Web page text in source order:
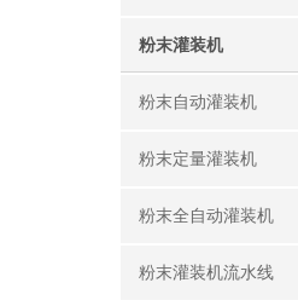
粉末灌装机
粉末自动灌装机
粉末定量灌装机
粉末全自动灌装机
粉末灌装机流水线